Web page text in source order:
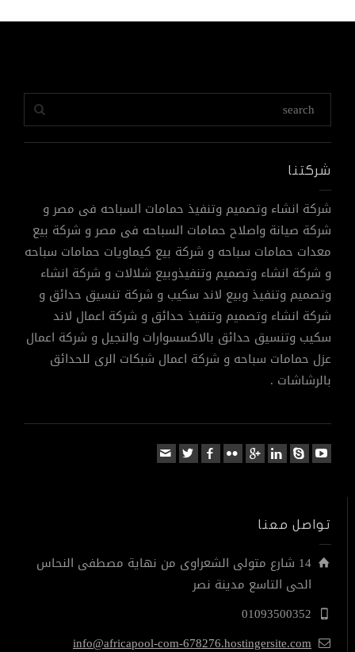
شركتنا
شركة انشاء وتصميم وتنفيذ حمامات السباحه فى مصر و
شركة صيانة واصلاح حمامات السباحه فى مصر و شركة بيع
معدات حمامات سباحه و شركة بيع كيماويات حمامات سباحه
و شركة انشاء وتصميم وتنفيذوبيع شلالات و شركة انشاء
وتصميم وتنفيذ وبيع لاند سكيب و شركة تنسيق حدائق و
شركة انشاء وتصميم وتنفيذ حدائق و شركة اعمال لاند
سكيب وتنسيق حدائق بالاكسسوارات والنجيل و شركة اعمال
عزل حمامات سباحه و شركة اعمال شبكات الرى للحدائق
بالرشاشات .
تواصل معنا
14 شارع متولى الشعراوى من نهاية مصطفى النحاس
الحى التاسع مدينة نصر
01093500352
info@africapool-com-678276.hostingersite.com